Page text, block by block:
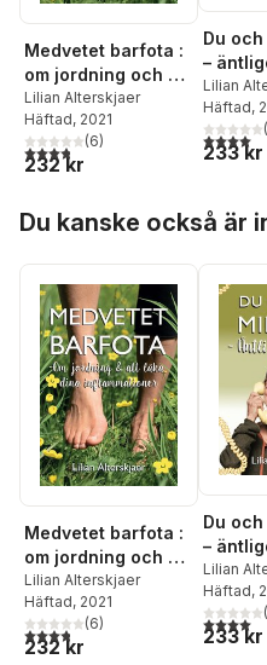
Medvetet barfota :
om jordning och att
läka dina
inflammationer
Lilian Alterskjaer
Häftad, 2021
3,8utav 5 stjärnor. Totalt antal
(6)
232 kr
Du
–
Lilian
Häftad,
4,0utav (
233 kr
Du kanske också är
Medvetet barfota :
om jordning och att
läka dina
inflammationer
Lilian Alterskjaer
Häftad, 2021
3,8utav 5 stjärnor. Totalt antal
(6)
232 kr
Du
–
Lilian
Häftad,
4,0utav (
233 kr